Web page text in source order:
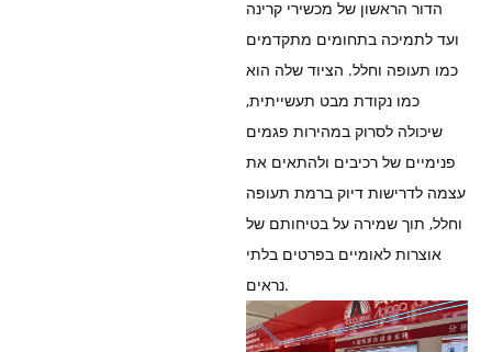
הדור הראשון של מכשירי קרינה
ועד לתמיכה בתחומים מתקדמים
כמו תעופה וחלל. הציוד שלה הוא
כמו נקודת מבט תעשייתית,
שיכולה לסרוק במהירות פגמים
פנימיים של רכיבים ולהתאים את
עצמה לדרישות דיוק ברמת תעופה
וחלל, תוך שמירה על בטיחותם של
אוצרות לאומיים בפרטים בלתי
נראים.